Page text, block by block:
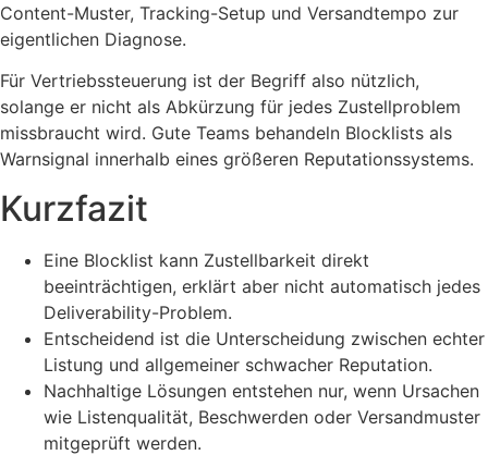
Content-Muster, Tracking-Setup und Versandtempo zur
eigentlichen Diagnose.
Für Vertriebssteuerung ist der Begriff also nützlich,
solange er nicht als Abkürzung für jedes Zustellproblem
missbraucht wird. Gute Teams behandeln Blocklists als
Warnsignal innerhalb eines größeren Reputationssystems.
Kurzfazit
Eine Blocklist kann Zustellbarkeit direkt
beeinträchtigen, erklärt aber nicht automatisch jedes
Deliverability-Problem.
Entscheidend ist die Unterscheidung zwischen echter
Listung und allgemeiner schwacher Reputation.
Nachhaltige Lösungen entstehen nur, wenn Ursachen
wie Listenqualität, Beschwerden oder Versandmuster
mitgeprüft werden.